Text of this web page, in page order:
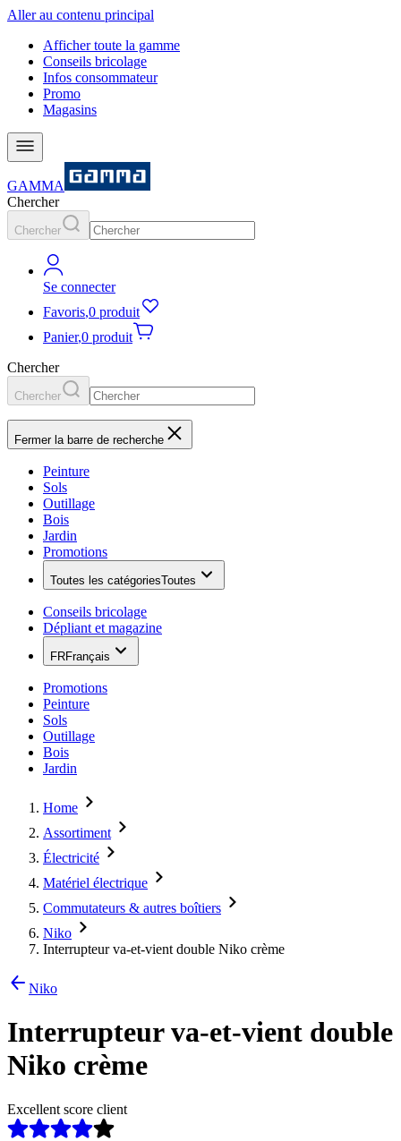
Aller au contenu principal
Afficher toute la gamme
Conseils bricolage
Infos consommateur
Promo
Magasins
GAMMA
Chercher
Chercher
Se connecter
Favoris,0 produit
Panier,0 produit
Chercher
Chercher
Fermer la barre de recherche
Peinture
Sols
Outillage
Bois
Jardin
Promotions
Toutes les catégoriesToutes
Conseils bricolage
Dépliant et magazine
FRFrançais
Promotions
Peinture
Sols
Outillage
Bois
Jardin
Home
Assortiment
Électricité
Matériel électrique
Commutateurs & autres boîtiers
Niko
Interrupteur va-et-vient double Niko crème
Niko
Interrupteur va-et-vient double
Niko crème
Excellent score client